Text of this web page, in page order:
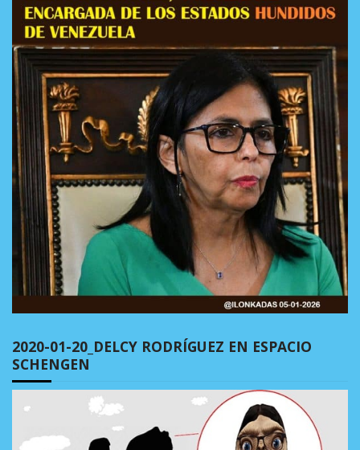
2020-01-20_DELCY RODRÍGUEZ EN ESPACIO
SCHENGEN